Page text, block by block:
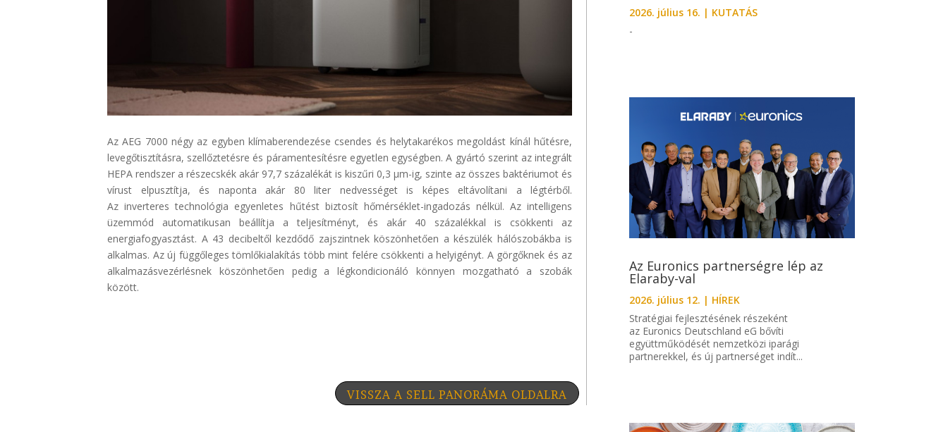
Az AEG 7000 négy az egyben klímaberendezése csendes és helytakarékos megoldást kínál hűtésre,
levegőtisztításra, szellőztetésre és páramentesítésre egyetlen egységben. A gyártó szerint az integrált
HEPA rendszer a részecskék akár 97,7 százalékát is kiszűri 0,3 µm-ig, szinte az összes baktériumot és
vírust elpusztítja, és naponta akár 80 liter nedvességet is képes eltávolítani a légtérből.
Az inverteres technológia egyenletes hűtést biztosít hőmérséklet-ingadozás nélkül. Az intelligens
üzemmód automatikusan beállítja a teljesítményt, és akár 40 százalékkal is csökkenti az
energiafogyasztást. A 43 decibeltől kezdődő zajszintnek köszönhetően a készülék hálószobákba is
alkalmas. Az új függőleges tömlőkialakítás több mint felére csökkenti a helyigényt. A görgőknek és az
alkalmazásvezérlésnek köszönhetően pedig a légkondicionáló könnyen mozgatható a szobák
között.
VISSZA A SELL PANORÁMA OLDALRA
2026. július 16. | KUTATÁS
-
Az Euronics partnerségre lép az
Elaraby-val
2026. július 12. | HÍREK
Stratégiai fejlesztésének részeként
az Euronics Deutschland eG bővíti
együttműködését nemzetközi iparági
partnerekkel, és új partnerséget indít...